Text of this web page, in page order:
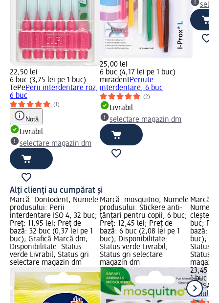
22,50 lei
6 buc (3,75 lei pe 1 buc)
TePePerii interdentare roz,
6 buc
(1)
Notă
Livrabil
selectare magazin dm
25,00 lei
6 buc (4,17 lei pe 1 buc)
miradentPeriute
interdentare, 6 buc
(2)
Livrabil
selectare magazin dm
Alți clienți au cumpărat și
Marcă: Dontodent; Numele
produsului: Perii
interdentare ISO 4, 32 buc;
Preț: 11,95 lei; Preț de
bază: 32 buc (0,37 lei pe 1
buc); Grafică Marcă dm;
Disponibilitate: Status
verde Livrabil, Status gri
selectare magazin dm
Marcă: mosquitno; Numele
produsului: Stickere anti-
țânțari pentru copii, 6 buc;
Preț: 12,45 lei; Preț de
bază: 6 buc (2,08 lei pe 1
buc); Disponibilitate:
Status verde Livrabil,
Status gri selectare
magazin dm
Marcă:
Numele
clește
buc;
bază: 1
buc);
Status
Status
23,45 lei
1 buc
PARSA